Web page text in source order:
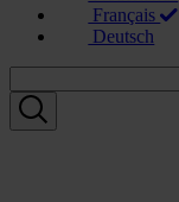
Français
Deutsch